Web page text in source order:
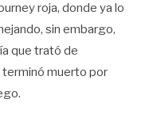
roja, donde ya lo
sin embargo,
que trató de
terminó muerto por